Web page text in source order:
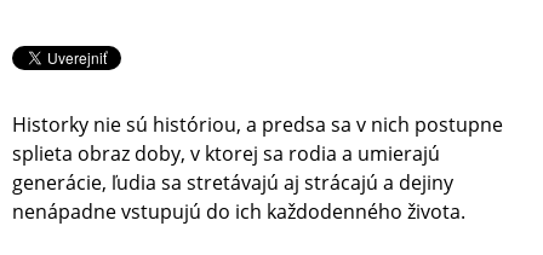
Historky nie sú históriou, a predsa sa v nich postupne
splieta obraz doby, v ktorej sa rodia a umierajú
generácie, ľudia sa stretávajú aj strácajú a dejiny
nenápadne vstupujú do ich každodenného života.